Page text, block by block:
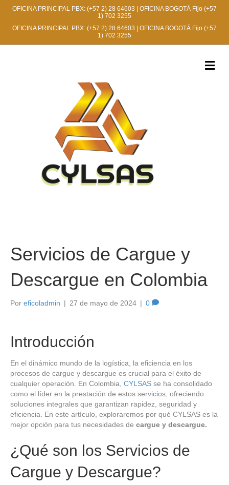
OFICINA PRINCIPAL PBX: (+57 2) 28 64603 | OFICINA BOGOTÁ Fijo (+57
1) 702 3255
OFICINA PRINCIPAL PBX: (+57 2) 28 64603 | OFICINA BOGOTÁ Fijo (+57
1) 702 3255
M
e
Servicios de Cargue y
Descargue en Colombia
Por eficoladmin | 27 de mayo de 2024 | 0
Introducción
En el dinámico mundo de la logística, la eficiencia en los
procesos de cargue y descargue es crucial para el éxito de
cualquier operación. En Colombia, CYLSAS se ha consolidado
como el líder en la prestación de estos servicios, ofreciendo
soluciones integrales que garantizan rapidez, seguridad y
eficiencia. En este artículo, exploraremos por qué CYLSAS es la
mejor opción para tus necesidades de cargue y descargue.
¿Qué son los Servicios de
Cargue y Descargue?